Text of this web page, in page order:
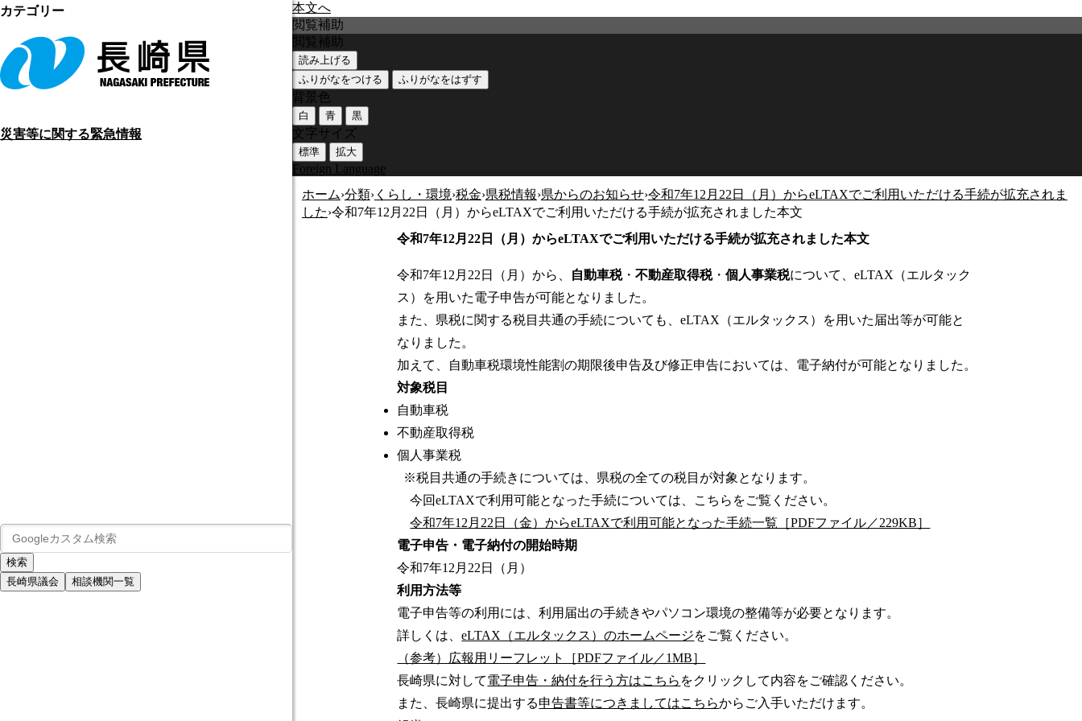
本文へ
災害等に関する緊急情報
長崎県議会 相談機関一覧
閲覧補助
閲覧補助
読み上げる
ふりがなをつける
ふりがなをはずす
背景色
白 青 黒
文字サイズ
標準 拡大
Foreign Language
ホーム›分類›くらし・環境›税金›県税情報›県からのお知らせ›令和7年12月22日（月）からeLTAXでご利用いただける手続が拡充されま
した›令和7年12月22日（月）からeLTAXでご利用いただける手続が拡充されました本文
令和7年12月22日（月）からeLTAXでご利用いただける手続が拡充されました本文
令和7年12月22日（月）から、 自動車税・不動産取得税・個人事業税について、eLTAX（エルタック
ス）を用いた電子申告が可能となりました。
また、県税に関する税目共通の手続についても、eLTAX（エルタックス）を用いた届出等が可能と
なりました。
加えて、自動車税環境性能割の期限後申告及び修正申告においては、電子納付が可能となりました。
対象税目
自動車税
不動産取得税
個人事業税
※税目共通の手続きについては、県税の全ての税目が対象となります。
今回eLTAXで利用可能となった手続については、こちらをご覧ください。
令和7年12月22日（金）からeLTAXで利用可能となった手続一覧［PDFファイル／229KB］
電子申告・電子納付の開始時期
令和7年12月22日（月）
利用方法等
電子申告等の利用には、利用届出の手続きやパソコン環境の整備等が必要となります。
詳しくは、eLTAX（エルタックス）のホームページをご覧ください。
（参考）広報用リーフレット［PDFファイル／1MB］
長崎県に対して電子申告・納付を行う方はこちら をクリックして内容をご確認ください。
また、長崎県に提出する申告書等につきましてはこちらからご入手いただけます。
カテゴリー